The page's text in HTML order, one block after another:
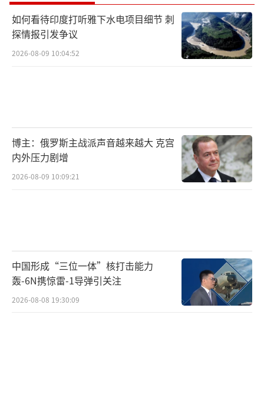
如何看待印度打听雅下水电项目细节 刺
探情报引发争议
2026-08-09 10:04:52
博主：俄罗斯主战派声音越来越大 克宫
内外压力剧增
2026-08-09 10:09:21
中国形成“三位一体”核打击能力
轰-6N携惊雷-1导弹引关注
2026-08-08 19:30:09